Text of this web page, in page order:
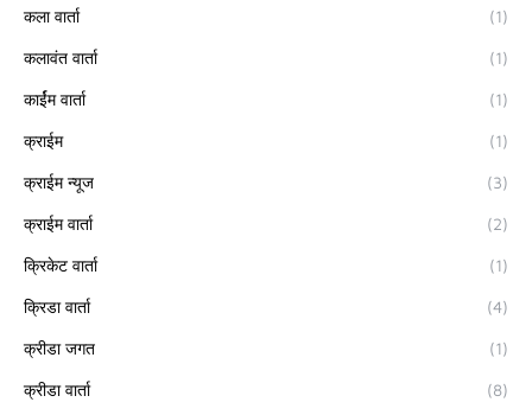
कला वार्ता (1)
कलावंत वार्ता (1)
कार्ईम वार्ता (1)
क्राईम (1)
क्राईम न्यूज (3)
क्राईम वार्ता (2)
क्रिकेट वार्ता (1)
क्रिडा वार्ता (4)
क्रीडा जगत (1)
क्रीडा वार्ता (8)